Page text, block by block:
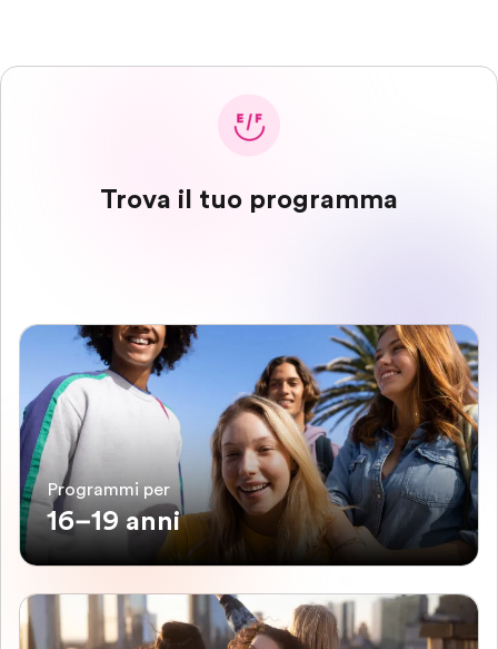
Trova il tuo programma
Programmi per
16–19 anni